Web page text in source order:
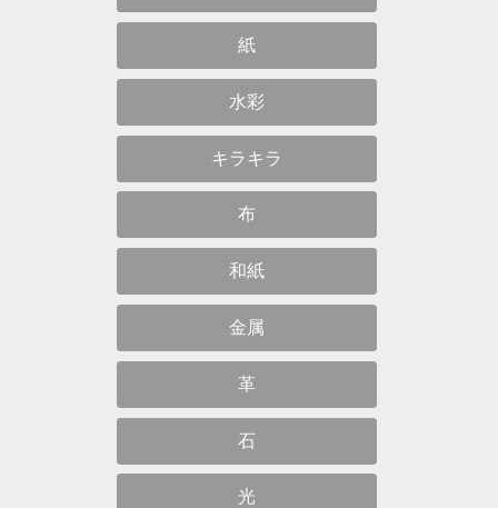
紙
水彩
キラキラ
布
和紙
金属
革
石
光